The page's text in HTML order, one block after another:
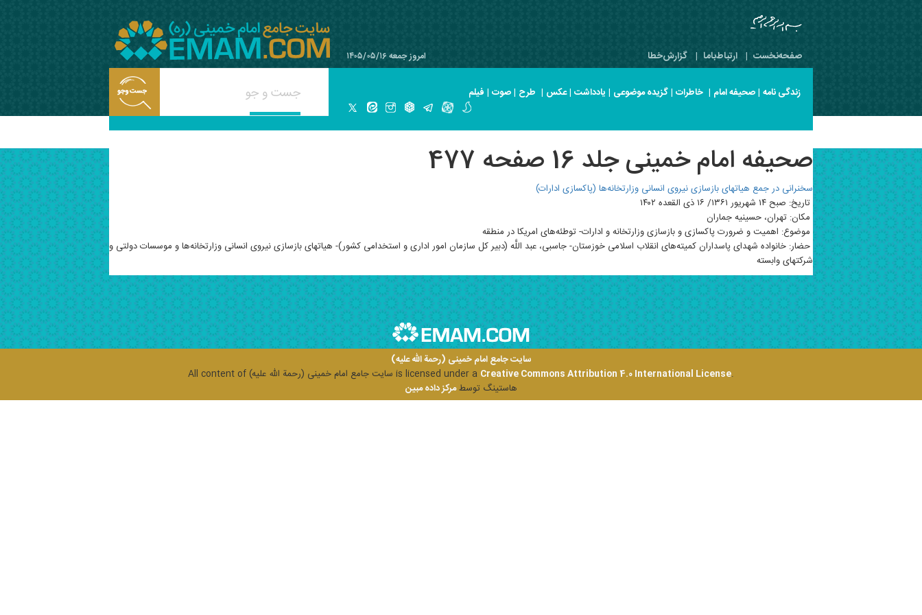
صفحه‌نخست | ارتباط‌با‌ما | گزارش‌خطا امروز جمعه ۱۴۰۵/۰۵/۱۶
زندگی نامه |صحیفه امام | خاطرات |گزیده موضوعی | یادداشت |عکس | طرح |صوت | فیلم
صحیفه امام خمینی جلد 16 صفحه 477
سخنرانی در جمع هیاتهای بازسازی نیروی انسانی وزارتخانه‌ها (پاکسازی ادارات)
تاریخ: صبح ۱۴ شهریور ۱۳۶۱/ ۱۶ ذی القعده ۱۴۰۲
مکان: تهران، حسینیه جماران
موضوع: اهمیت و ضرورت پاکسازی و بازسازی وزارتخانه و ادارات- توطئه‌های امریکا در منطقه
حضار: خانواده شهدای پاسداران کمیته‌های انقلاب اسلامی خوزستان- جاسبی، عبد اللَّه (دبیر کل سازمان امور اداری و استخدامی کشور)- هیاتهای بازسازی نیروی انسانی وزارتخانه‌ها و موسسات دولتی و
شرکتهای وابسته‌
سایت جامع امام خمینی (رحمة الله علیه)
All content of سایت جامع امام خمینی (رحمة الله علیه) is licensed under a Creative Commons Attribution 4.0 International License.
هاستینگ توسطمرکز داده مبین